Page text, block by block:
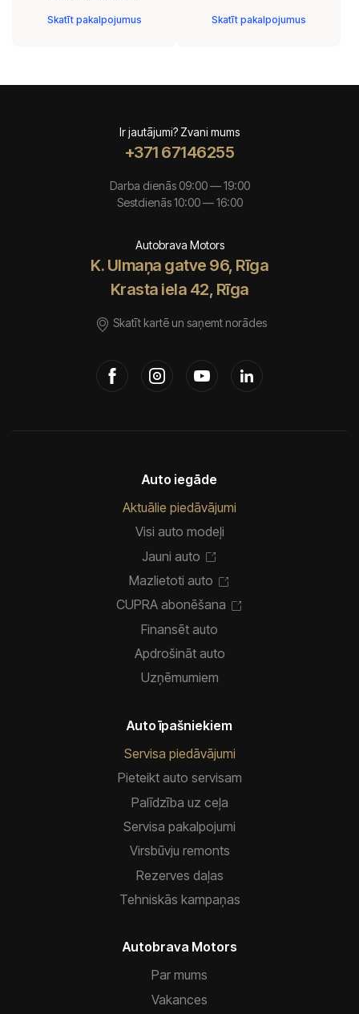
Skatīt pakalpojumus Skatīt pakalpojumus
Ir jautājumi? Zvani mums
+371 67146255
Darba dienās 09:00 — 19:00
Sestdienās 10:00 — 16:00
Autobrava Motors
K. Ulmaņa gatve 96, Rīga
Krasta iela 42, Rīga
Skatīt kartē un saņemt norādes
Auto iegāde
Aktuālie piedāvājumi
Visi auto modeļi
Jauni auto
Mazlietoti auto
CUPRA abonēšana
Finansēt auto
Apdrošināt auto
Uzņēmumiem
Auto īpašniekiem
Servisa piedāvājumi
Pieteikt auto servisam
Palīdzība uz ceļa
Servisa pakalpojumi
Virsbūvju remonts
Rezerves daļas
Tehniskās kampaņas
Autobrava Motors
Par mums
Vakances